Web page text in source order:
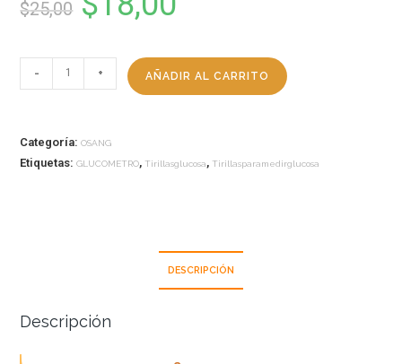
$25,00
- + AÑADIR AL CARRITO
Categoría:OSANG
Etiquetas:GLUCOMETRO, Tirillasglucosa, Tirillasparamedirglucosa
DESCRIPCIÓN
Descripción